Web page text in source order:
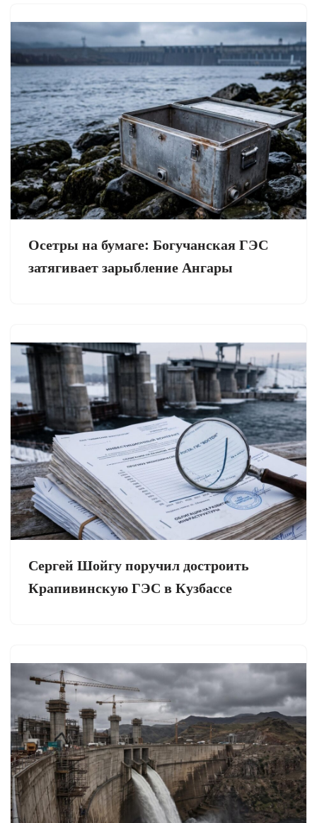
Осетры на бумаге: Богучанская ГЭС
затягивает зарыбление Ангары
Сергей Шойгу поручил достроить
Крапивинскую ГЭС в Кузбассе